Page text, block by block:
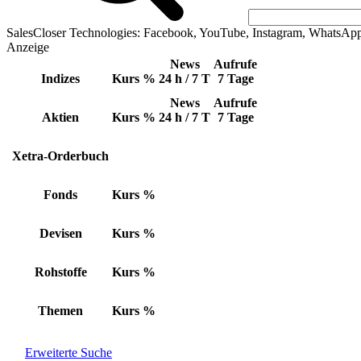
SalesCloser Technologies: Facebook, YouTube, Instagram,
Anzeige
Indizes Kurs %
News
24 h / 7 T
Aufrufe
7 Tage
Aktien Kurs %
News
24 h / 7 T
Aufrufe
7 Tage
Xetra-Orderbuch
Fonds Kurs %
Devisen Kurs %
Rohstoffe Kurs %
Themen Kurs %
Erweiterte Suche